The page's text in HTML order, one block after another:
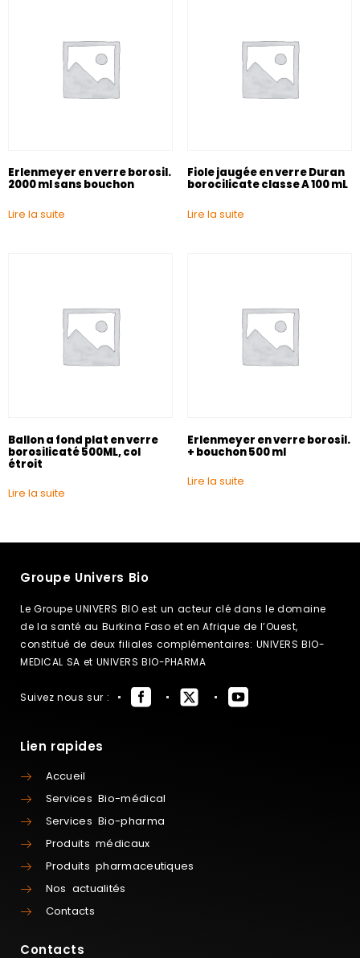
Erlenmeyer en verre borosil.
2000 ml sans bouchon
Lire la suite
Fiole jaugée en verre Duran
borocilicate classe A 100 mL
Lire la suite
Ballon a fond plat en verre
borosilicaté 500ML, col
étroit
Lire la suite
Erlenmeyer en verre borosil.
+ bouchon 500 ml
Lire la suite
Groupe Univers Bio
Le Groupe UNIVERS BIO est un acteur clé dans le domaine
de la santé au Burkina Faso et en Afrique de l’Ouest,
constitué de deux filiales complémentaires: UNIVERS BIO-
MEDICAL SA et UNIVERS BIO-PHARMA
Suivez nous sur :
Lien rapides
Accueil
Services Bio-médical
Services Bio-pharma
Produits médicaux
Produits pharmaceutiques
Nos actualités
Contacts
Contacts